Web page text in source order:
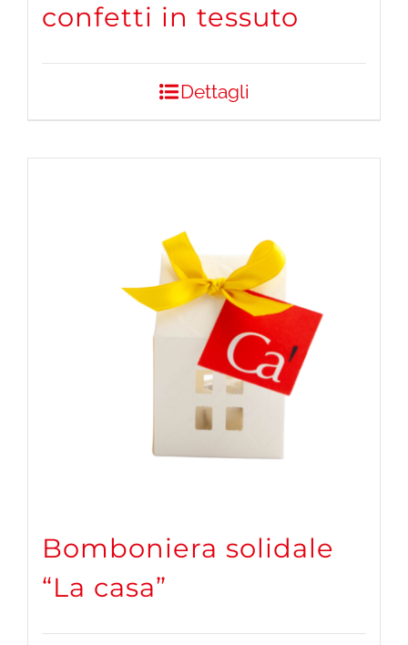
confetti in tessuto
Dettagli
Bomboniera solidale
“La casa”